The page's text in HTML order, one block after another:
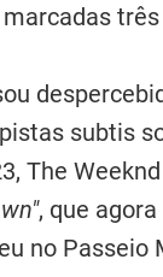
subtis
The
, que
no Passeio